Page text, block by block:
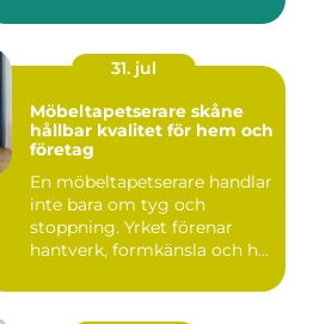
31. jul
Möbeltapetserare skåne
hållbar kvalitet för hem och
företag
En möbeltapetserare handlar
inte bara om tyg och
stoppning. Yrket förenar
hantverk, formkänsla och h...